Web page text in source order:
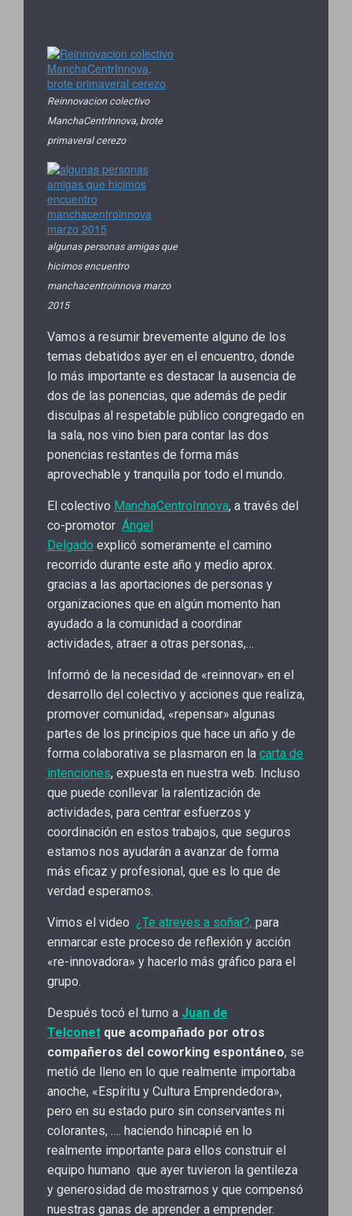
Reinnovacion colectivo
ManchaCentrInnova, brote
primaveral cerezo
algunas personas amigas que
hicimos encuentro
manchacentroinnova marzo
2015
Vamos a resumir brevemente alguno de los
temas debatidos ayer en el encuentro, donde
lo más importante es destacar la ausencia de
dos de las ponencias, que además de pedir
disculpas al respetable público congregado en
la sala, nos vino bien para contar las dos
ponencias restantes de forma más
aprovechable y tranquila por todo el mundo.
El colectivo ManchaCentroInnova, a través del
co-promotor Ángel
Delgado explicó someramente el camino
recorrido durante este año y medio aprox.
gracias a las aportaciones de personas y
organizaciones que en algún momento han
ayudado a la comunidad a coordinar
actividades, atraer a otras personas,…
Informó de la necesidad de «reinnovar» en el
desarrollo del colectivo y acciones que realiza,
promover comunidad, «repensar» algunas
partes de los principios que hace un año y de
forma colaborativa se plasmaron en la carta de
intenciones, expuesta en nuestra web. Incluso
que puede conllevar la ralentización de
actividades, para centrar esfuerzos y
coordinación en estos trabajos, que seguros
estamos nos ayudarán a avanzar de forma
más eficaz y profesional, que es lo que de
verdad esperamos.
Vimos el video ¿Te atreves a soñar?, para
enmarcar este proceso de reflexión y acción
«re-innovadora» y hacerlo más gráfico para el
grupo.
Después tocó el turno a Juan de
Telconet que acompañado por otros
compañeros del coworking espontáneo, se
metió de lleno en lo que realmente importaba
anoche, «Espíritu y Cultura Emprendedora»,
pero en su estado puro sin conservantes ni
colorantes, …. haciendo hincapié en lo
realmente importante para ellos construir el
equipo humano que ayer tuvieron la gentileza
y generosidad de mostrarnos y que compensó
nuestras ganas de aprender a emprender.